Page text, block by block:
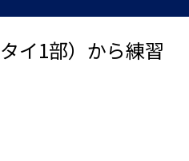
イ1部）から練習